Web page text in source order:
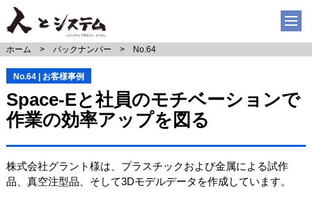
ホーム バックナンバー No.64
No.64 | お客様事例
Space-Eと社員のモチベーションで
作業の効率アップを図る
株式会社グラント様は、プラスチックおよび金属による試作
品、真空注型品、そして3Dモデルデータを作成しています。